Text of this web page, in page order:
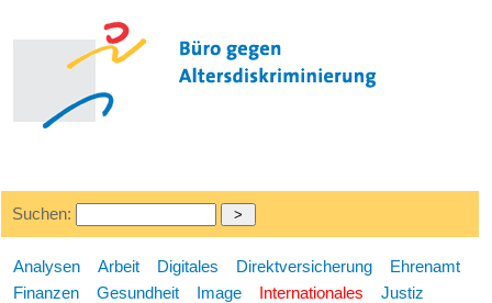
Suchen:
Analysen Arbeit Digitales Direktversicherung
Ehrenamt
Finanzen
Gesundheit Image Internationales
Justiz